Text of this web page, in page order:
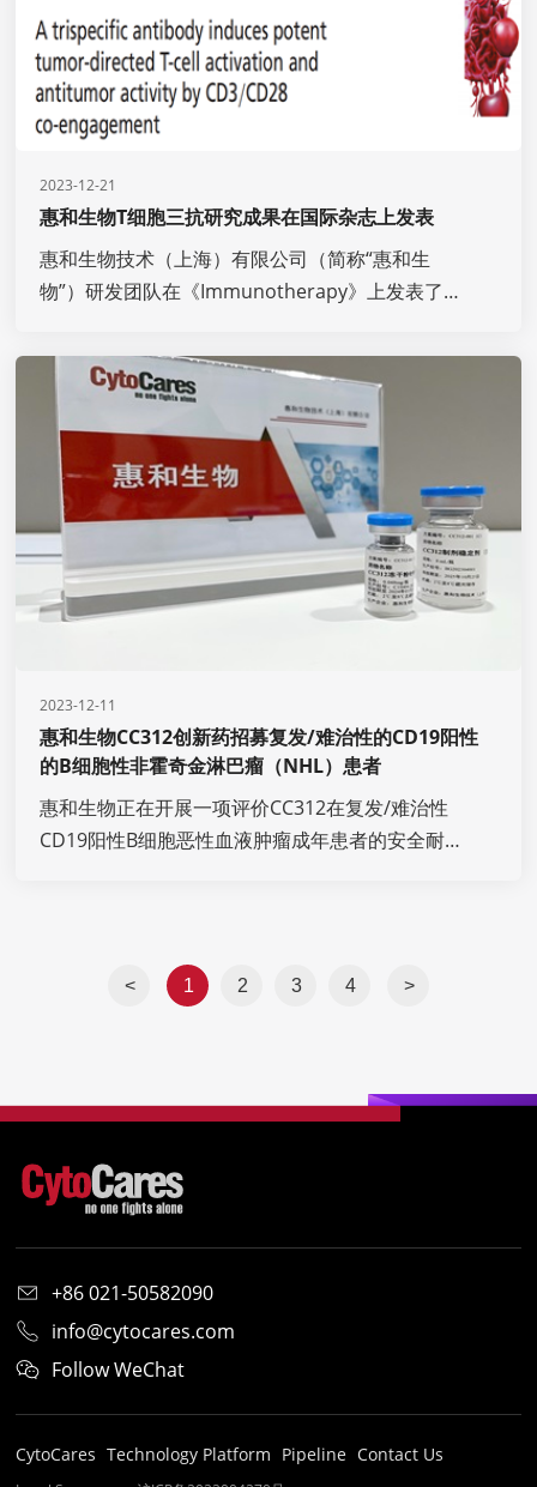
2023-12-21
惠和生物T细胞三抗研究成果在国际杂志上发表
惠和生物技术（上海）有限公司（简称“惠和生
物”）研发团队在《Immunotherapy》上发表了一
关研究成果“A trispecific antibody induces
potent tumor-directed T-cell activation and
antitumor activity by CD3/CD28 co-
engagement” （doi: 10.2217/imt-2023-0256）。
2023-12-11
惠和生物CC312创新药招募复发/难治性的CD19阳性
的B细胞性非霍奇金淋巴瘤（NHL）患者
惠和生物正在开展一项评价CC312在复发/难治性
CD19阳性B细胞恶性血液肿瘤成年患者的安全耐受
< 1 2 3 4 >
+86 021-50582090
info@cytocares.com
Follow WeChat
CytoCares Technology Platform Pipeline Contact Us